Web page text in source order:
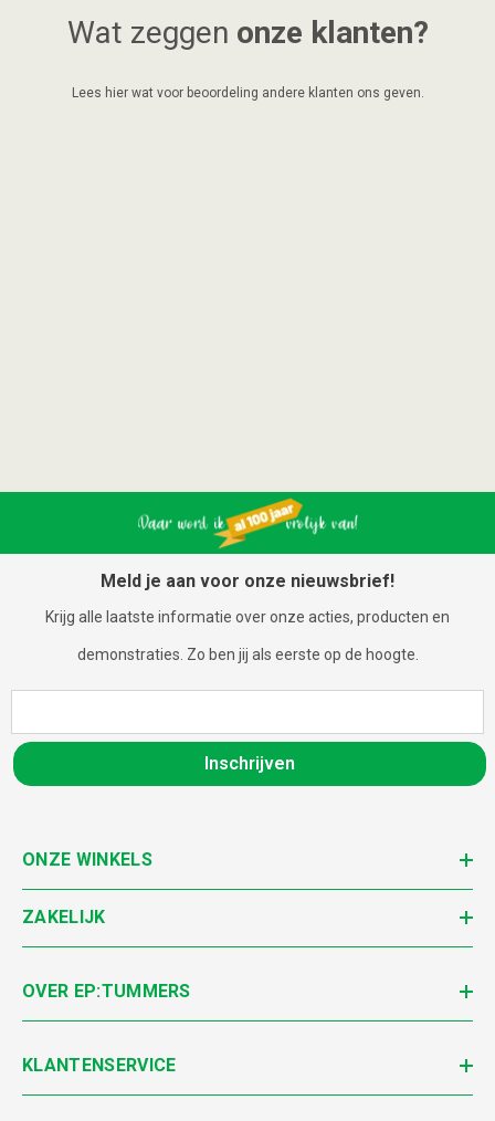
Wat zeggen onze klanten?
Lees hier wat voor beoordeling andere klanten ons geven.
Meld je aan voor onze nieuwsbrief!
Krijg alle laatste informatie over onze acties, producten en
demonstraties. Zo ben jij als eerste op de hoogte.
Inschrijven
ONZE WINKELS
ZAKELIJK
OVER EP:TUMMERS
KLANTENSERVICE